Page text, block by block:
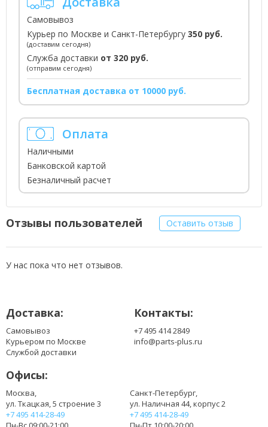
Самовывоз
Курьер по Москве и Санкт-Петербургу 350 руб.
(доставим сегодня)
Служба доставки от 320 руб.
(отправим сегодня)
Бесплатная доставка от 10000 руб.
Оплата
Наличными
Банковской картой
Безналичный расчет
Отзывы пользователей Оставить отзыв
У нас пока что нет отзывов.
Доставка:
Самовывоз
Курьером по Москве
Службой доставки
Контакты:
+7 495 414 2849
info@parts-plus.ru
Офисы:
Москва,
ул. Ткацкая, 5 строение 3
+7 495 414-28-49
Санкт-Петербург,
ул. Наличная 44, корпус 2
+7 495 414-28-49